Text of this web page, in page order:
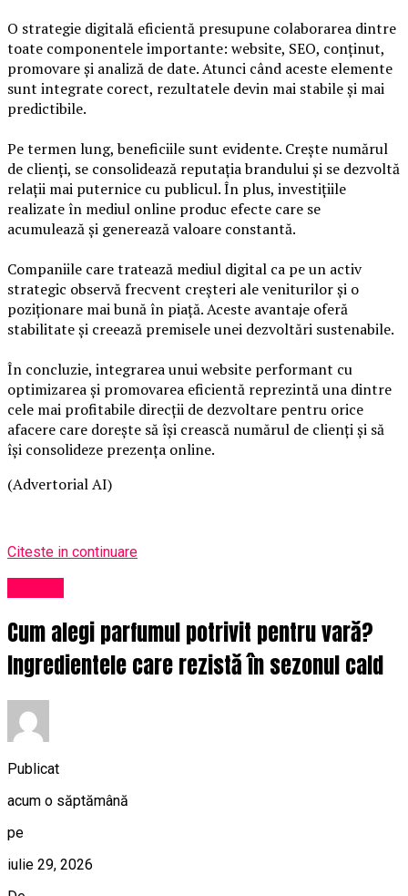
O strategie digitală eficientă presupune colaborarea dintre
toate componentele importante: website, SEO, conținut,
promovare și analiză de date. Atunci când aceste elemente
sunt integrate corect, rezultatele devin mai stabile și mai
predictibile.
Pe termen lung, beneficiile sunt evidente. Crește numărul
de clienți, se consolidează reputația brandului și se dezvoltă
relații mai puternice cu publicul. În plus, investițiile
realizate în mediul online produc efecte care se
acumulează și generează valoare constantă.
Companiile care tratează mediul digital ca pe un activ
strategic observă frecvent creșteri ale veniturilor și o
poziționare mai bună în piață. Aceste avantaje oferă
stabilitate și creează premisele unei dezvoltări sustenabile.
În concluzie, integrarea unui website performant cu
optimizarea și promovarea eficientă reprezintă una dintre
cele mai profitabile direcții de dezvoltare pentru orice
afacere care dorește să își crească numărul de clienți și să
își consolideze prezența online.
(Advertorial AI)
Citeste in continuare
Cum alegi parfumul potrivit pentru vară?
Ingredientele care rezistă în sezonul cald
Publicat
acum o săptămână
pe
iulie 29, 2026